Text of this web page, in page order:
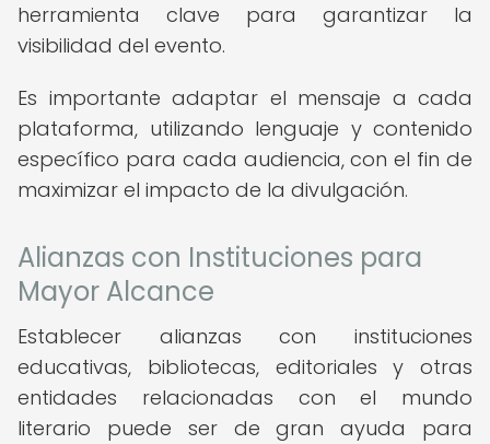
herramienta clave para garantizar la
visibilidad del evento.
Es importante adaptar el mensaje a cada
plataforma, utilizando lenguaje y contenido
específico para cada audiencia, con el fin de
maximizar el impacto de la divulgación.
Alianzas con Instituciones para
Mayor Alcance
Establecer alianzas con instituciones
educativas, bibliotecas, editoriales y otras
entidades relacionadas con el mundo
literario puede ser de gran ayuda para